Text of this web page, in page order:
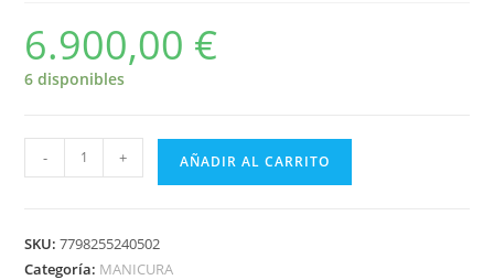
6.900,00 €
6 disponibles
- + AÑADIR AL CARRITO
SKU:7798255240502
Categoría: MANICURA